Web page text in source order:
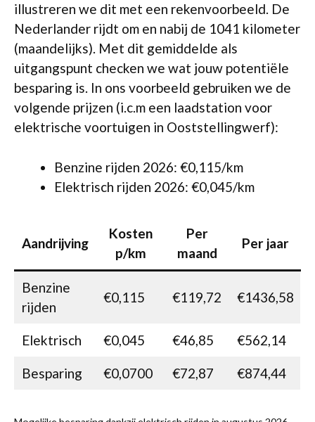
illustreren we dit met een rekenvoorbeeld. De
Nederlander rijdt om en nabij de 1041 kilometer
(maandelijks). Met dit gemiddelde als
uitgangspunt checken we wat jouw potentiële
besparing is. In ons voorbeeld gebruiken we de
volgende prijzen (i.c.m een laadstation voor
elektrische voortuigen in Ooststellingwerf):
Benzine rijden 2026: €0,115/km
Elektrisch rijden 2026: €0,045/km
Aandrijving
Kosten
p/km
Per
maand
Per jaar
Benzine
rijden
€0,115 €119,72 €1436,58
Elektrisch €0,045 €46,85 €562,14
Besparing €0,0700 €72,87 €874,44